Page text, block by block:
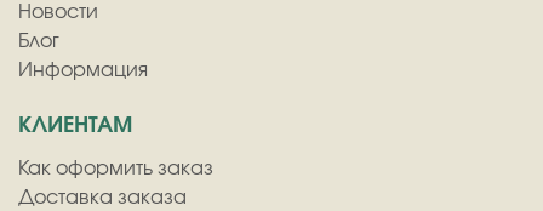
Новости
Блог
Информация
КЛИЕНТАМ
Как оформить заказ
Доставка заказа